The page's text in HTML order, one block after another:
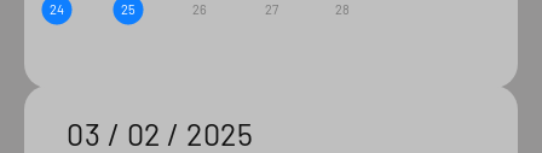
03 / 02 / 2025
24 25 26 27 28